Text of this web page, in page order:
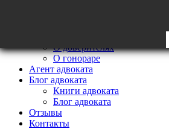
О доверителях
О гонораре
Агент адвоката
Блог адвоката
Книги адвоката
Блог адвоката
Отзывы
Контакты